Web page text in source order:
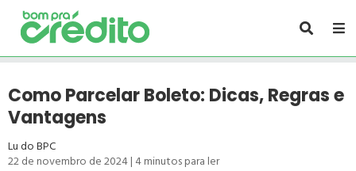
Como Parcelar Boleto: Dicas, Regras e
Vantagens
Lu do BPC
22 de novembro de 2024| 4minutos para ler